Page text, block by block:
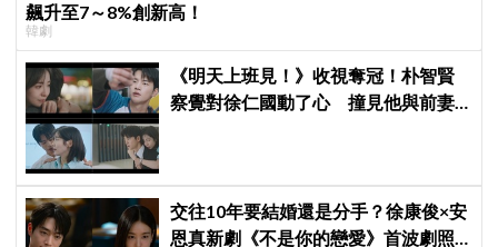
飆升至7～8%創新高！
韓劇
《明天上班見！》收視奪冠！朴智賢
察覺對徐仁國動了心 撞見他與前妻
交往10年要結婚還是分手？徐康俊×安
恩真新劇《不是你的戀愛》首波劇照